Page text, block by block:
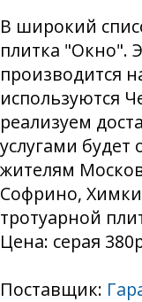
В широкий
плитка "Окно".
производится
используются
реализуем
услугами будет
жителям
Софрино,
тротуарной
Цена: серая
Поставщик: